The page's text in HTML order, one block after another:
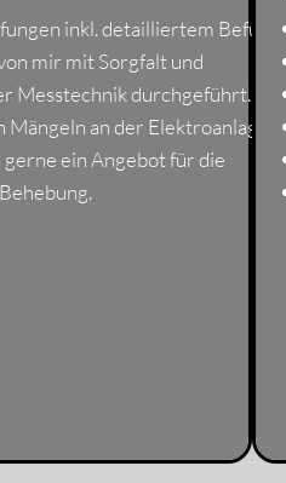
inkl. detailliertem Befund
mir mit Sorgfalt und
Messtechnik durchgeführt. Bei
an der Elektroanlage
gerne ein Angebot für die